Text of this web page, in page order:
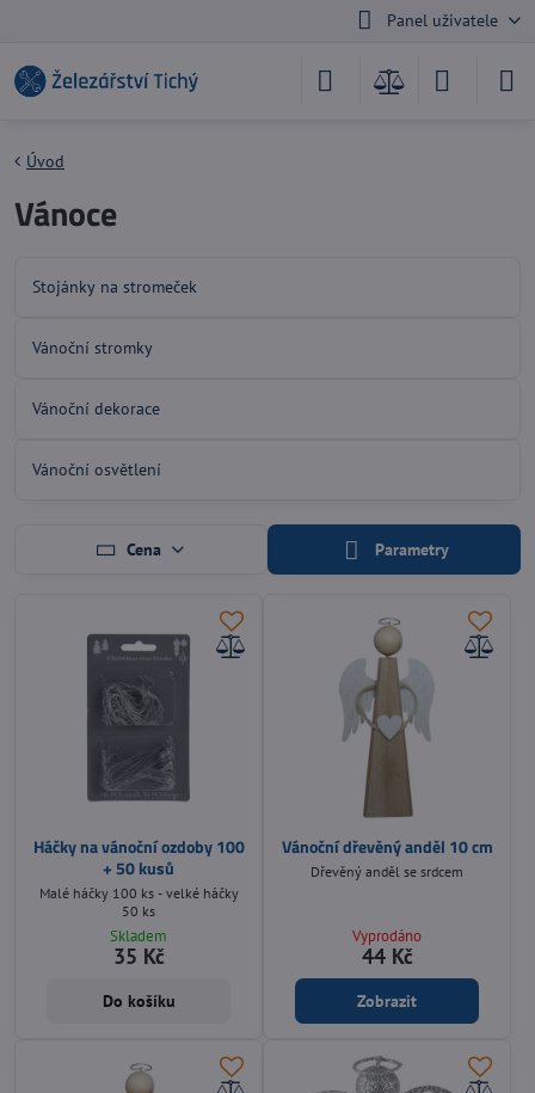
Panel uživatele
Úvod
Vánoce
Stojánky na stromeček
Vánoční stromky
Vánoční dekorace
Vánoční osvětlení
Cena Parametry
Háčky na vánoční ozdoby 100
+ 50 kusů
Malé háčky 100 ks - velké háčky
50 ks
Skladem
35 Kč
Do košíku
Vánoční dřevěný anděl 10 cm
Dřevěný anděl se srdcem
Vyprodáno
44 Kč
Zobrazit